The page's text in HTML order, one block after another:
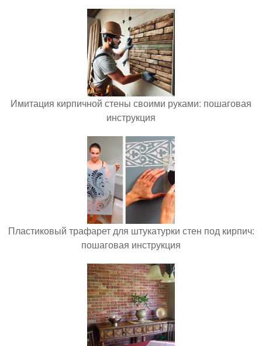
Имитация кирпичной стены своими руками: пошаговая
инструкция
Пластиковый трафарет для штукатурки стен под кирпич:
пошаговая инструкция